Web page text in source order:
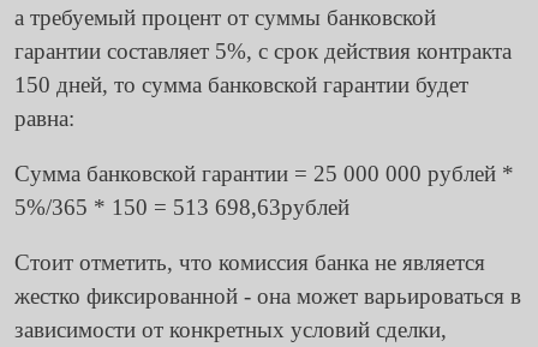
а требуемый процент от суммы банковской
гарантии составляет 5%, с срок действия контракта
150 дней, то сумма банковской гарантии будет
равна:
Сумма банковской гарантии = 25 000 000 рублей *
5%/365 * 150 = 513 698,63рублей
Стоит отметить, что комиссия банка не является
жестко фиксированной - она может варьироваться в
зависимости от конкретных условий сделки,